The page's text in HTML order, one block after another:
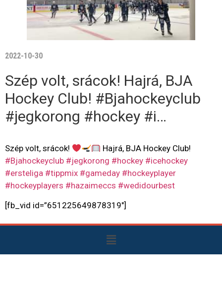
2022-10-30
Szép volt, srácok! Hajrá, BJA
Hockey Club! #Bjahockeyclub
#jegkorong #hockey #i…
Szép volt, srácok!
Hajrá, BJA Hockey Club!
#Bjahockeyclub #jegkorong #hockey #icehockey
#ersteliga #tippmix #gameday #hockeyplayer
#hockeyplayers #hazaimeccs #wedidourbest
[fb_vid id=”651225649878319″]